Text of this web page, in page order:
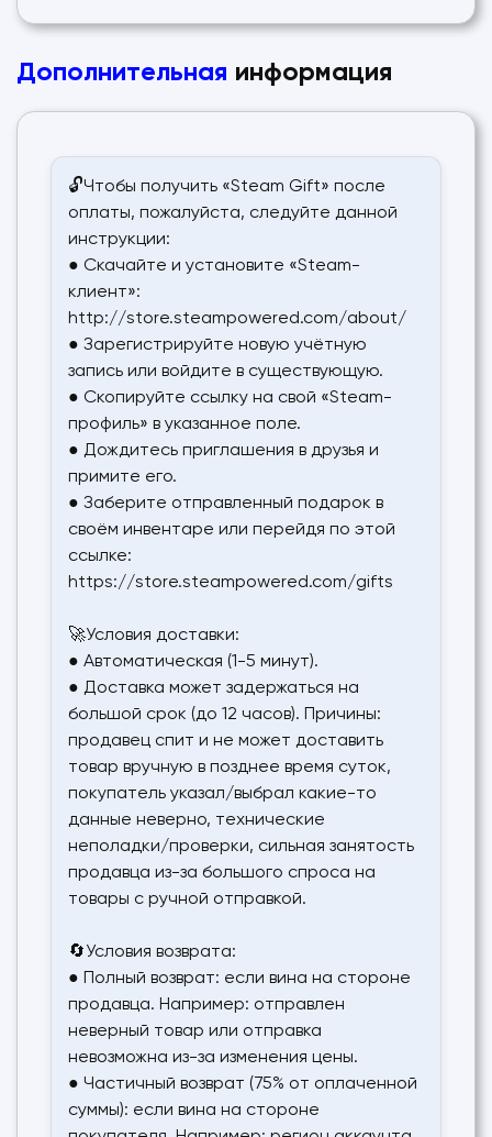
Дополнительная информация
🔓Чтобы получить «Steam Gift» после
оплаты, пожалуйста, следуйте данной
инструкции:
● Скачайте и установите «Steam-
клиент»:
http://store.steampowered.com/about/
● Зарегистрируйте новую учётную
запись или войдите в существующую.
● Скопируйте ссылку на свой «Steam-
профиль» в указанное поле.
● Дождитесь приглашения в друзья и
примите его.
● Заберите отправленный подарок в
своём инвентаре или перейдя по этой
ссылке:
https://store.steampowered.com/gifts
🚀Условия доставки:
● Автоматическая (1-5 минут).
● Доставка может задержаться на
большой срок (до 12 часов). Причины:
продавец спит и не может доставить
товар вручную в позднее время суток,
покупатель указал/выбрал какие-то
данные неверно, технические
неполадки/проверки, сильная занятость
продавца из-за большого спроса на
товары с ручной отправкой.
🔄Условия возврата:
● Полный возврат: если вина на стороне
продавца. Например: отправлен
неверный товар или отправка
невозможна из-за изменения цены.
● Частичный возврат (75% от оплаченной
суммы): если вина на стороне